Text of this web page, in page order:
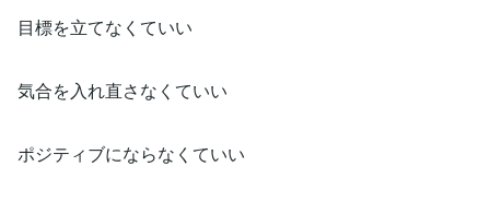
目標を立てなくていい
気合を入れ直さなくていい
ポジティブにならなくていい